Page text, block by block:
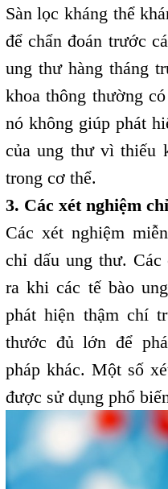
Sàn lọc kháng thể
để chẩn đoán trước
ung thư hàng tháng
khoa thông thường
nó không giúp phát
của ung thư vì thiếu
trong cơ thể.
3. Các xét nghiệm
Các xét nghiệm
chỉ dấu ung thư.
ra khi các tế bào
phát hiện thậm chí
thước đủ lớn để
pháp khác. Một số
được sử dụng phổ